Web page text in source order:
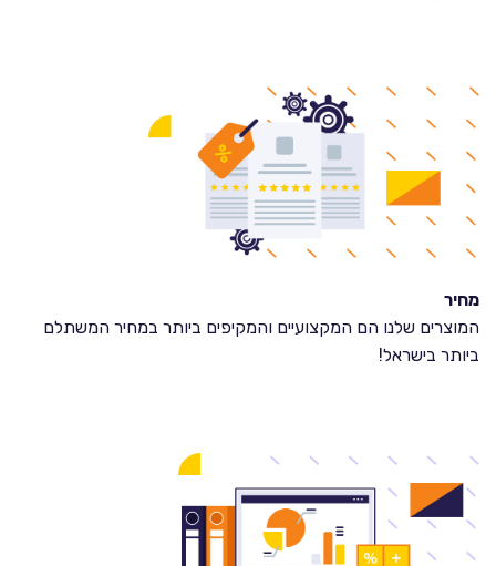
מחיר
המוצרים שלנו הם המקצועיים והמקיפים ביותר במחיר המשתלם
ביותר בישראל!